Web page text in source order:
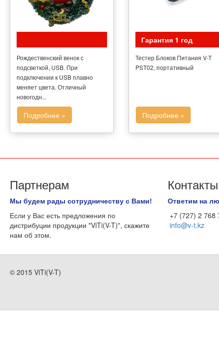
Рождественский венок с
подсветкой, USB. При
подключении к USB плавно
меняет цвета. Отличный
новогодн...
Подробнее »
Гарантия 1 год
Тестер Блоков Питания V-T
PST02, портативный
Подробнее »
Партнерам
Мы будем рады сотрудничеству с Вами!
Если у Вас есть предложения по
дистрибуции продукции "ViTi(V-T)", скажите
нам об этом.
Контакты
Ответим на
+7 (727) 2 768
info@v-t.kz
© 2015 ViTi(V-T)